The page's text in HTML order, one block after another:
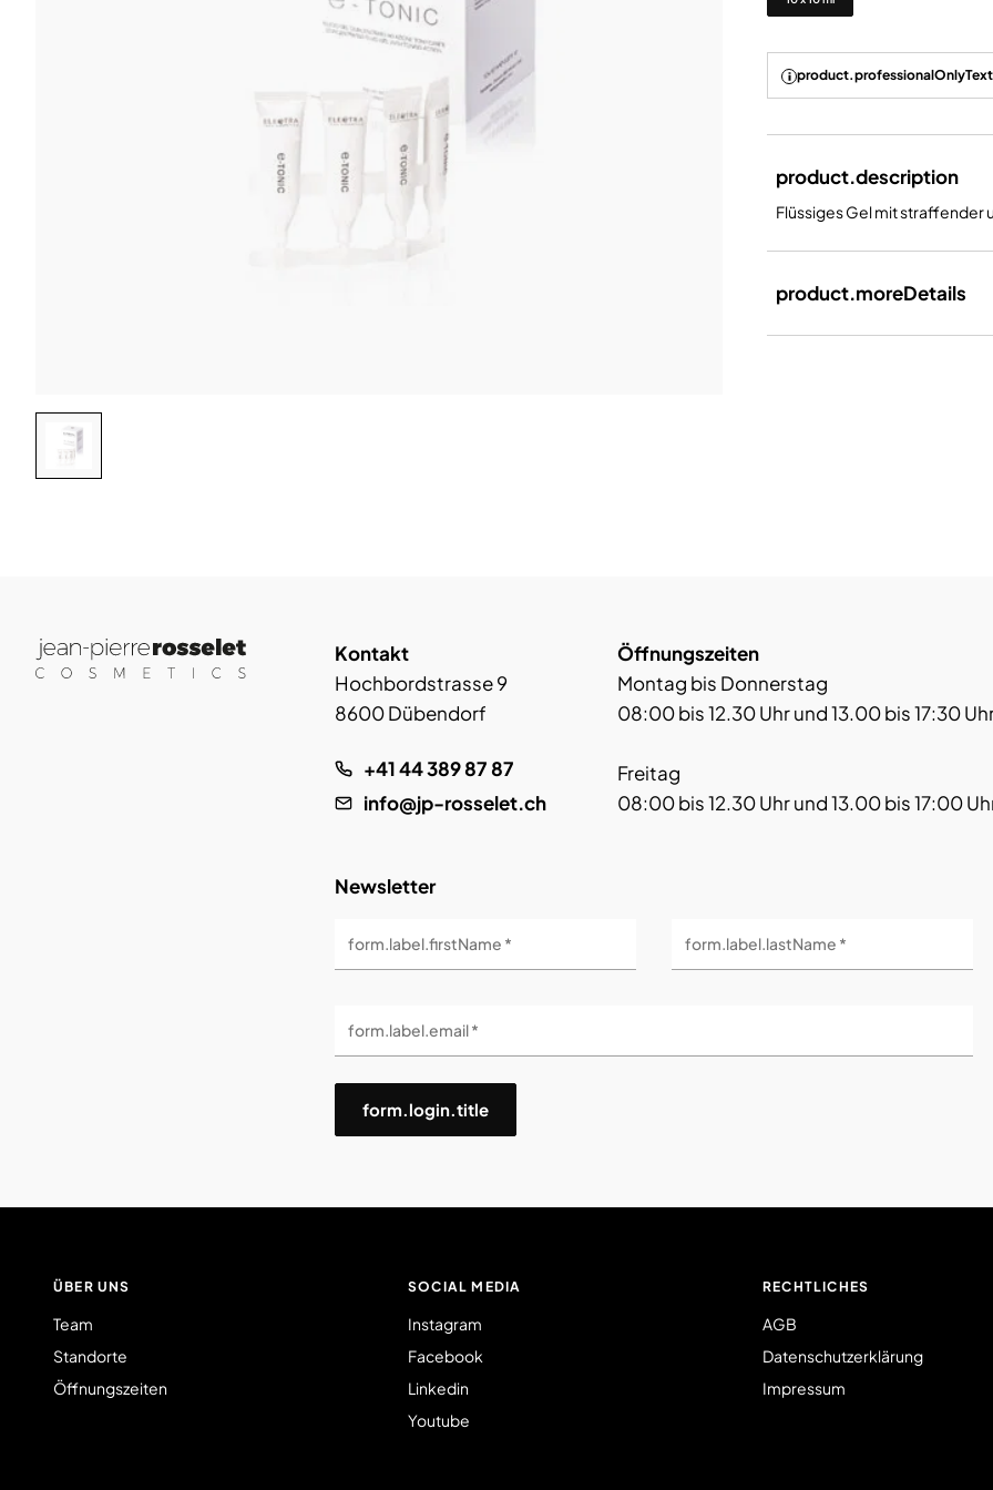
product.professionalOnlyText
product.description
Flüssiges Gel mit straffender
product.moreDetails
Kontakt
Hochbordstrasse 9
8600 Dübendorf
+41 44 389 87 87
info@jp-rosselet.ch
Öffnungszeiten
Montag bis Donnerstag
08:00 bis 12.30 Uhr und 13.00 bis 17:30
Freitag
08:00 bis 12.30 Uhr und 13.00 bis 17:00
Newsletter
form.label.firstName * form.label.lastName *
form.label.email *
form.login.title
ÜBER UNS
Team
Standorte
Öffnungszeiten
SOCIAL MEDIA
Instagram
Facebook
Linkedin
Youtube
RECHTLICHES
AGB
Datenschutzerklärung
Impressum